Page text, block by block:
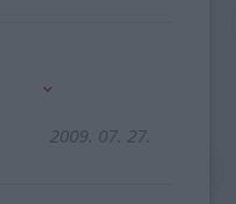
2009. 07. 27.